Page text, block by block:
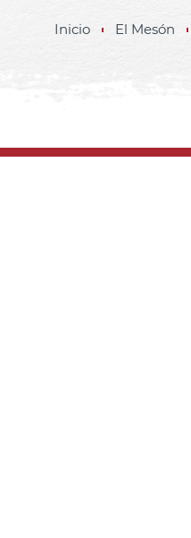
Inicio El Mesón